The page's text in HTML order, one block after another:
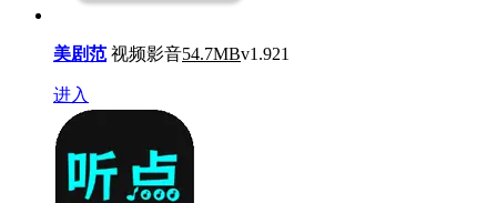
美剧范 视频影音54.7MBv1.921
进入